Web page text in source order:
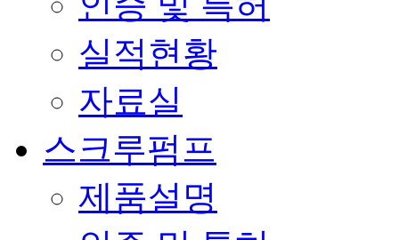
실적현황
자료실
스크루펌프
제품설명